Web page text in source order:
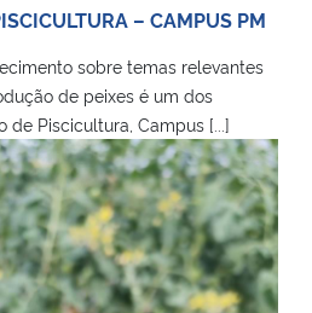
– CAMPUS PM
sobre temas relevantes
de peixes é um dos
de Piscicultura, Campus [...]